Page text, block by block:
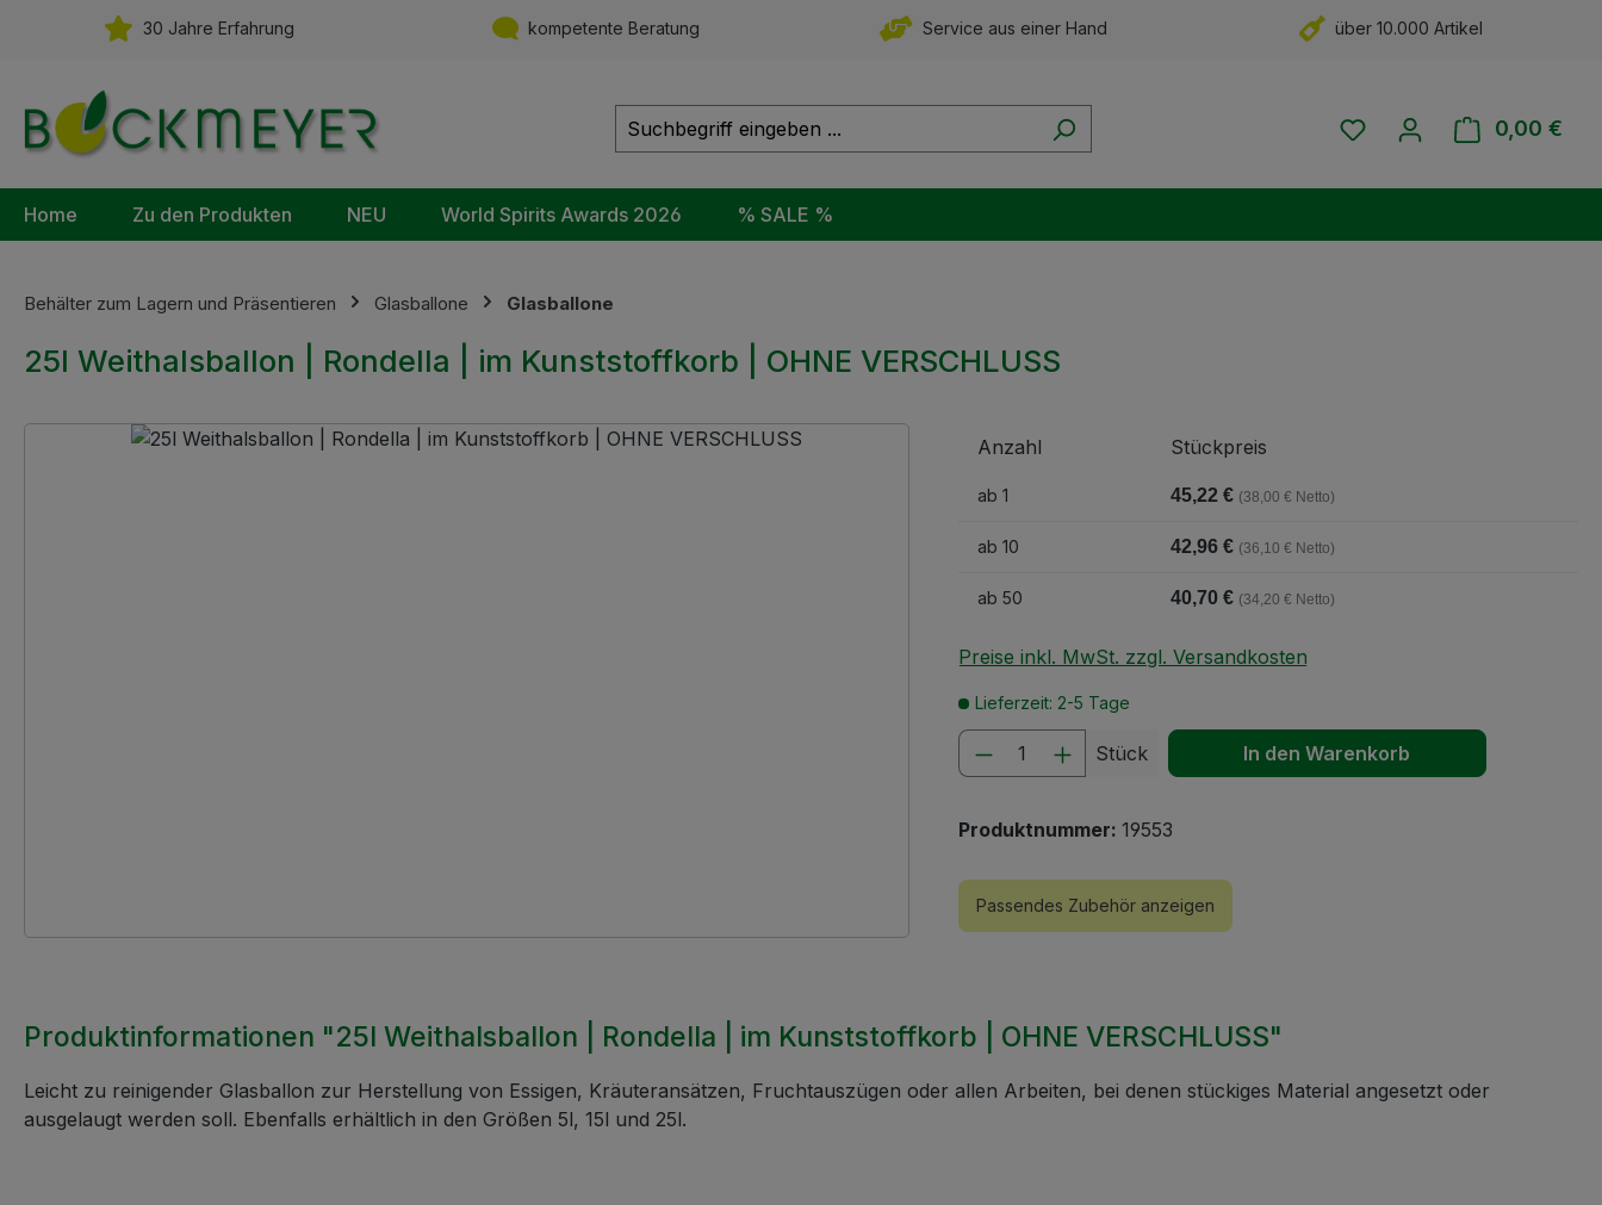
Hauptinhalt springen
Zur Suche springen
Zur Hauptnavigation springen
30 Jahre Erfahrung kompetente Beratung Service aus einer Hand über 10.000 Artikel
Du hast 0 Produkte auf
0,00 €
Home Zu den Produkten NEU World Spirits Awards 2026 % SALE %
Behälter zum Lagern und Präsentieren Glasballone Glasballone
25l Weithalsballon | Rondella | im Kunststoffkorb | OHNE VERSCHLUSS
Bildergalerie überspringen Anzahl Stückpreis
ab 1 45,22 € (38,00 € Netto)
ab 10 42,96 € (36,10 € Netto)
ab 50 40,70 € (34,20 € Netto)
Preise inkl. MwSt. zzgl. Versandkosten
Lieferzeit: 2-5 Tage
Produkt Anzahl: Gib den gewünschten Wert
Stück In den Warenkorb
Produktnummer: 19553
Passendes Zubehör anzeigen
Produktinformationen "25l Weithalsballon | Rondella | im Kunststoffkorb | OHNE VERSCHLUSS"
Leicht zu reinigender Glasballon zur Herstellung von Essigen, Kräuteransätzen, Fruchtauszügen oder allen Arbeiten, bei denen stückiges Material angesetzt oder
ausgelaugt werden soll. Ebenfalls erhältlich in den Größen 5l, 15l und 25l.